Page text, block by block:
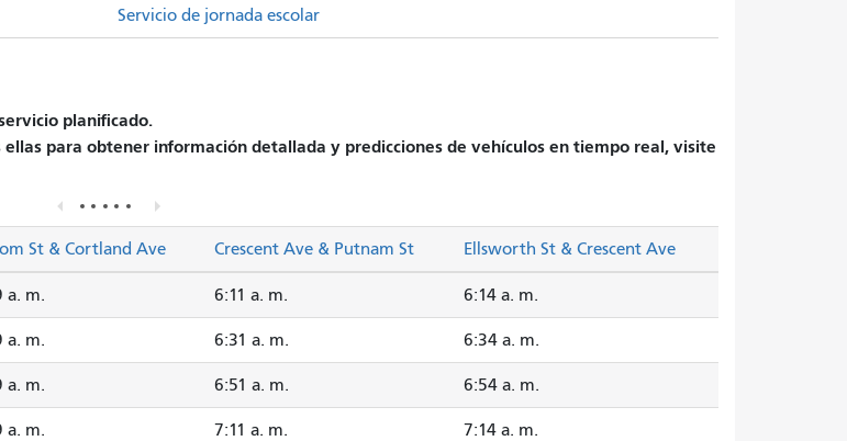
Servicio de jornada escolar
planificado.
para obtener información detallada y predicciones de vehículos en tiempo real, visite
St & Cortland Ave Crescent Ave & Putnam St Ellsworth St & Crescent Ave
a. m. 6:11 a. m. 6:14 a. m.
a. m. 6:31 a. m. 6:34 a. m.
a. m. 6:51 a. m. 6:54 a. m.
a. m. 7:11 a. m. 7:14 a. m.